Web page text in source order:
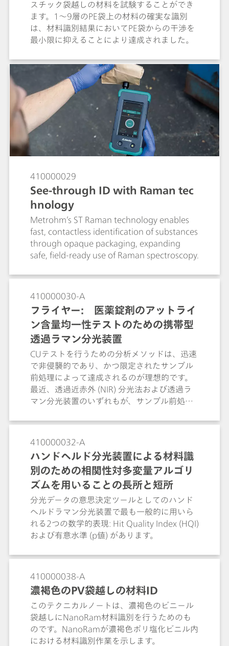
citric acid and its hydrated form are
presented.
スチック袋越しの材料を試験することができ
ます。1～9層のPE袋上の材料の確実な識別
は、材料識別結果においてPE袋からの干渉を
最小限に抑えることにより達成されました。
410000029
See-through ID with Raman tec
hnology
Metrohm’s ST Raman technology enables
fast, contactless identification of substances
through opaque packaging, expanding
safe, field-ready use of Raman spectroscopy.
410000030-A
フライヤー: 医薬錠剤のアットライ
ン含量均一性テストのための携帯型
透過ラマン分光装置
CUテストを行うための分析メソッドは、迅速
で非侵襲的であり、かつ限定されたサンプル
前処理によって達成されるのが理想的です。
最近、透過近赤外 (NIR) 分光法および透過ラ
マン分光装置のいずれもが、サンプル前処理
ットラインCUテストの代替メソッドとして調
透過近赤外分光法は化学的選択性が低く、試
験環境の変化に敏感です。ケモメトリックモ
デリングと組み合わせた透過ラマン分光装置
は、特に複数の成分を含む複雑な医薬製剤を
扱う場合に有用な、その高い化学的特異性に
より、CUテストのための貴重な技術として速
やかに台頭しつつあります。
410000032-A
ハンドヘルド分光装置による材料識
別のための相関性対多変量アルゴリ
ズムを用いることの長所と短所
分光データの意思決定ツールとしてのハンド
ヘルドラマン分光装置で最も一般的に用いら
れる2つの数学的表現: Hit Quality Index (HQI)
および有意水準 (p値) があります。
410000038-A
濃褐色のPV袋越しの材料ID
このテクニカルノートは、濃褐色のビニール
袋越しにNanoRam材料識別を行うためのも
のです。NanoRamが濃褐色ポリ塩化ビニル内
における材料識別作業を示します。